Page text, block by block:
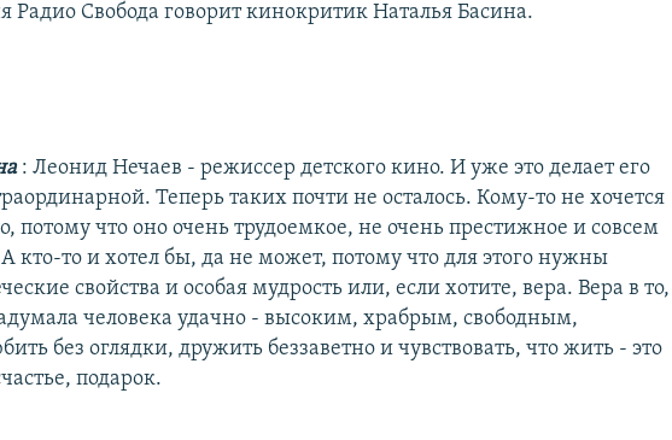
Радио Свобода говорит кинокритик Наталья Басина.
: Леонид Нечаев - режиссер детского кино. И уже это делает его
Теперь таких почти не осталось. Кому-то не хочется
потому что оно очень трудоемкое, не очень престижное и совсем
кто-то и хотел бы, да не может, потому что для этого нужны
свойства и особая мудрость или, если хотите, вера. Вера в то,
человека удачно - высоким, храбрым, свободным,
без оглядки, дружить беззаветно и чувствовать, что жить - это
подарок.